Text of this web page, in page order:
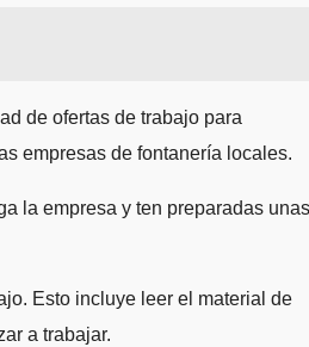
de ofertas de trabajo para
empresas de fontanería locales.
la empresa y ten preparadas unas
Esto incluye leer el material de
a trabajar.